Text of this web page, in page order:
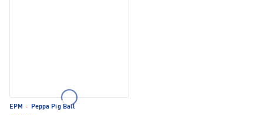
EPM · Peppa Pig Ball